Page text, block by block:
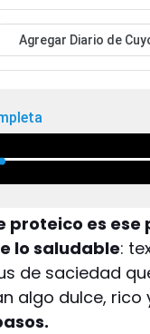
Agregar Diario de
proteico es
lo saludable:
de saciedad
algo dulce, rico